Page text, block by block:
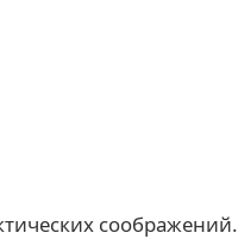
соображений.